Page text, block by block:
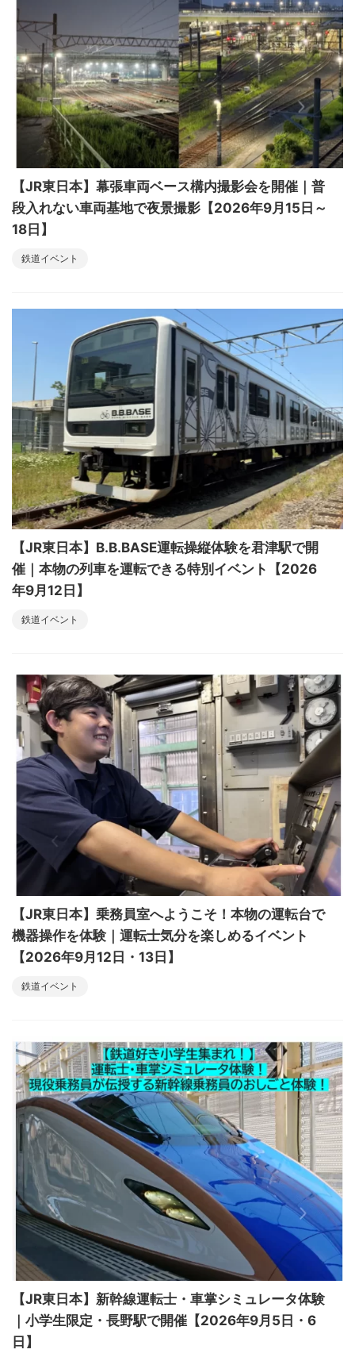
【JR東日本】幕張車両ベース構内撮影会を開催｜普
段入れない車両基地で夜景撮影【2026年9月15日～
18日】
鉄道イベント
【JR東日本】B.B.BASE運転操縦体験を君津駅で開
催｜本物の列車を運転できる特別イベント【2026
年9月12日】
鉄道イベント
【JR東日本】乗務員室へようこそ！本物の運転台で
機器操作を体験｜運転士気分を楽しめるイベント
【2026年9月12日・13日】
鉄道イベント
【JR東日本】新幹線運転士・車掌シミュレータ体験
｜小学生限定・長野駅で開催【2026年9月5日・6
日】